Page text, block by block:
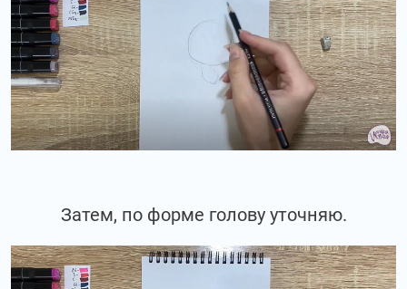
Затем, по форме голову уточняю.